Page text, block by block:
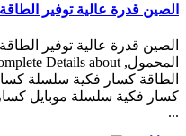
الصين قدرة عالية توفير
الصين قدرة عالية توفير
الطاقة كسار فكية سلسلة
كسار فكية سلسلة موبايل
...